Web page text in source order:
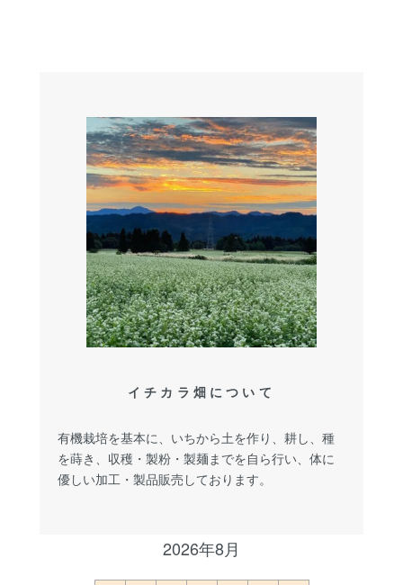
イチカラ畑について
有機栽培を基本に、いちから土を作り、耕し、種
を蒔き、収穫・製粉・製麺までを自ら行い、体に
優しい加工・製品販売しております。
2026年8月